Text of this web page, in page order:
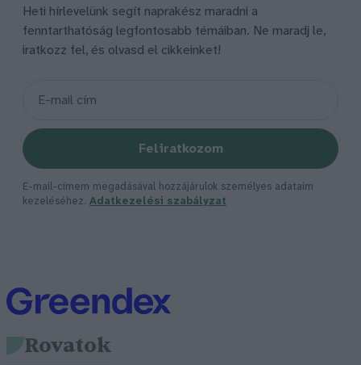
Heti hírlevelünk segít naprakész maradni a
fenntarthatóság legfontosabb témáiban. Ne maradj le,
iratkozz fel, és olvasd el cikkeinket!
Feliratkozom
E-mail-címem megadásával hozzájárulok személyes adataim
kezeléséhez. Adatkezelési szabályzat
Rovatok